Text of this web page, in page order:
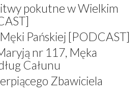
pokutne w Wielkim
Pańskiej [PODCAST]
nr 117, Męka
Całunu
Zbawiciela